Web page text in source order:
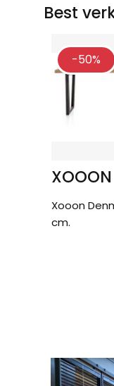
Best
-50%
XOOON
Xooon
cm.